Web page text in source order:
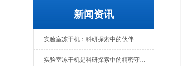
新闻资讯
实验室冻干机：科研探索中的伙伴
实验室冻干机是科研探索中的精密守护者